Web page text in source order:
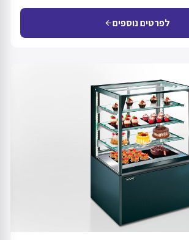
לפרטים נוספיםarrow_back